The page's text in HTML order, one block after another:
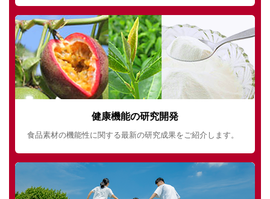
健康機能の研究開発
食品素材の機能性に関する最新の研究成果をご紹介します。